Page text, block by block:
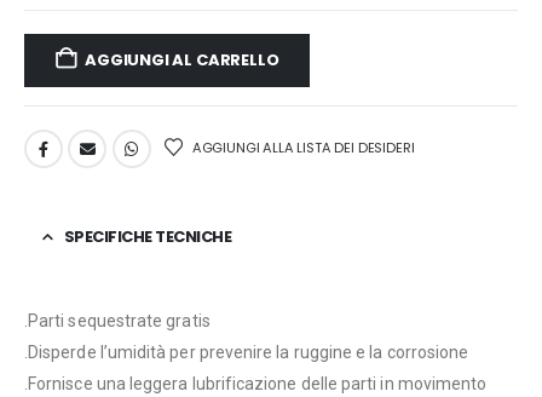
AGGIUNGI AL CARRELLO
AGGIUNGI ALLA LISTA DEI DESIDERI
SPECIFICHE TECNICHE
.Parti sequestrate gratis
.Disperde l’umidità per prevenire la ruggine e la corrosione
.Fornisce una leggera lubrificazione delle parti in movimento